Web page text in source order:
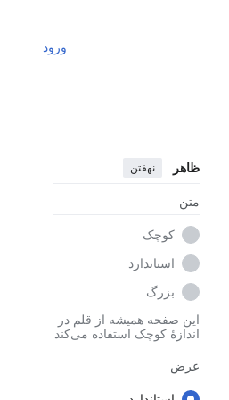
ورود
ظاهر نهفتن
متن
کوچک
استاندارد
بزرگ
این صفحه همیشه از قلم در
اندازهٔ کوچک استفاده می‌کند
عرض